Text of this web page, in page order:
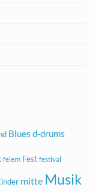
Blues d-drums
feiern Fest festival
mitte Musik